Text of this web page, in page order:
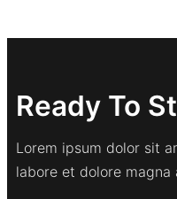
Ready To
Lorem ipsum dolor sit
labore et dolore magna